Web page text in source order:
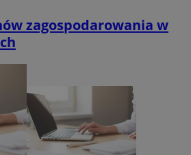
zagospodarowania w